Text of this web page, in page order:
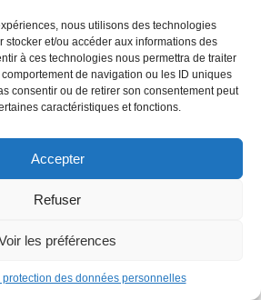
nous utilisons des technologies
stocker et/ou accéder aux informations des
à ces technologies nous permettra de traiter
de navigation ou les ID uniques
consentir ou de retirer son consentement peut
caractéristiques et fonctions.
Accepter
Refuser
les préférences
des données personnelles
URBAN COMICS POUR LES
FRANÇAISES.